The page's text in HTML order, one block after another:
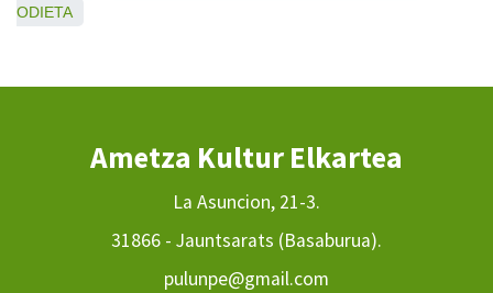
ODIETA
Ametza Kultur Elkartea
La Asuncion, 21-3.
31866 - Jauntsarats (Basaburua).
pulunpe@gmail.com